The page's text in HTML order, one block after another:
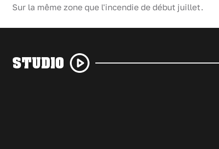
Sur la même zone que l'incendie de début juillet.
STUDIO